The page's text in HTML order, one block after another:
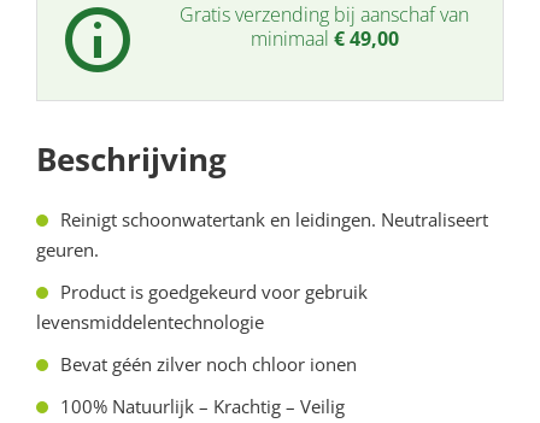
Gratis verzending bij aanschaf van
minimaal €49,00
Beschrijving
Reinigt schoonwatertank en leidingen. Neutraliseert
geuren.
Product is goedgekeurd voor gebruik
levensmiddelentechnologie
Bevat géén zilver noch chloor ionen
100% Natuurlijk – Krachtig – Veilig